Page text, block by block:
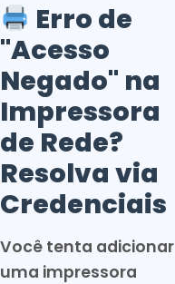
Erro de
"Acesso
Negado" na
Impressora
de Rede?
Resolva via
Credenciais
Você tenta adicionar
uma impressora